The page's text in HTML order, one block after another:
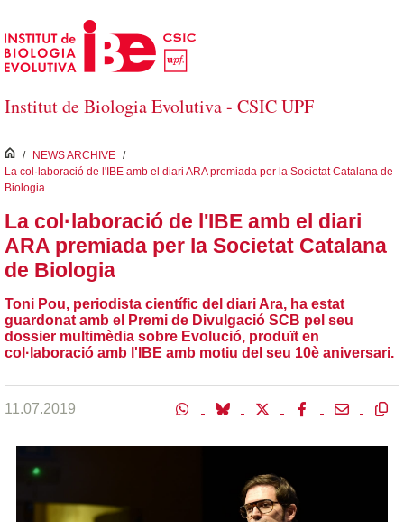
Salta al contingut principal
Institut de Biologia Evolutiva - CSIC UPF
inici
/ NEWS ARCHIVE /
La col·laboració de l'IBE amb el diari ARA premiada per la Societat Catalana de
Biologia
La col·laboració de l'IBE amb el diari
ARA premiada per la Societat Catalana
de Biologia
Toni Pou, periodista científic del diari Ara, ha estat
guardonat amb el Premi de Divulgació SCB pel seu
dossier multimèdia sobre Evolució, produït en
col·laboració amb l'IBE amb motiu del seu 10è aniversari.
11.07.2019